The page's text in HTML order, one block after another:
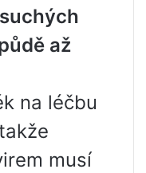
až
na léčbu
musí